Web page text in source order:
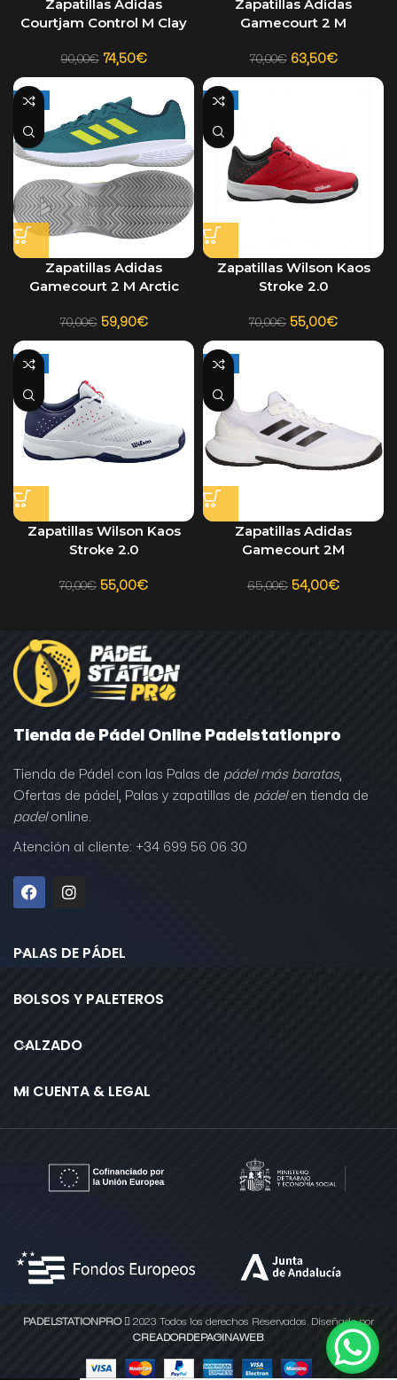
Zapatillas Adidas
Courtjam Control M Clay
90,00€ 74,50€
Zapatillas Adidas
Gamecourt 2 M
70,00€ 63,50€
-14%
Zapatillas Adidas
Gamecourt 2 M Arctic
70,00€ 59,90€
-21%
Zapatillas Wilson Kaos
Stroke 2.0
70,00€ 55,00€
-21%
Zapatillas Wilson Kaos
Stroke 2.0
70,00€ 55,00€
-17%
Zapatillas Adidas
Gamecourt 2M
65,00€ 54,00€
Tienda de Pádel Online Padelstationpro
Tienda de Pádel con las Palas de pádel más baratas,
Ofertas de pádel, Palas y zapatillas de pádelen tienda de
padelonline.
Atención al cliente: +34 699 56 06 30
PALAS DE PÁDEL
BOLSOS Y PALETEROS
CALZADO
MI CUENTA & LEGAL
PADELSTATIONPRO
2023 Todos los derechos Reservados. Diseñado por
CREADORDEPAGINAWEB.